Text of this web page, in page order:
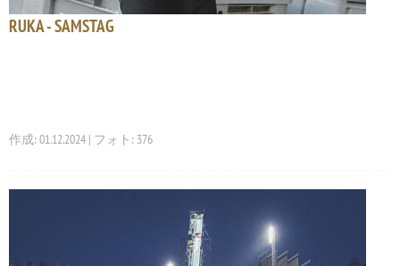
RUKA - SAMSTAG
作成: 01.12.2024 | フォト: 376